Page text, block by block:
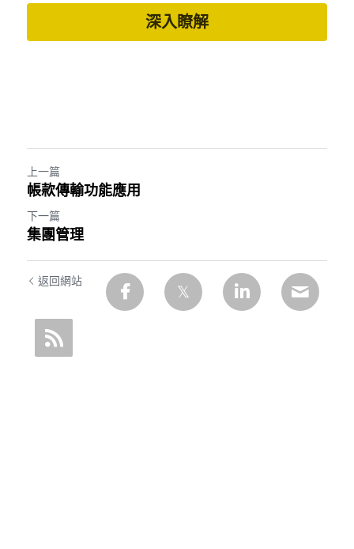
深入瞭解
上一篇
帳款傳輸功能應用
下一篇
集團管理
返回網站